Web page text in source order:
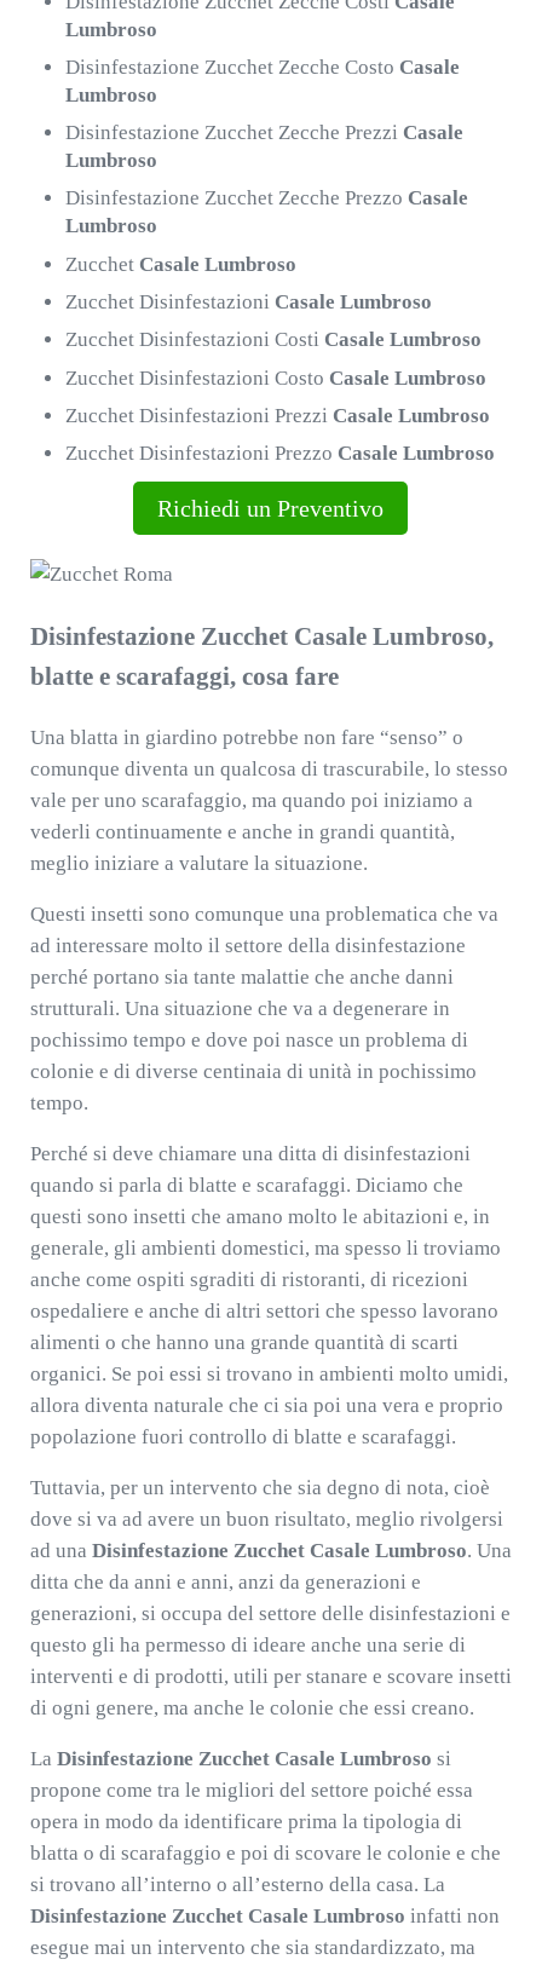
Lumbroso
Disinfestazione Zucchet Zecche Costo Casale
Lumbroso
Disinfestazione Zucchet Zecche Prezzi Casale
Lumbroso
Disinfestazione Zucchet Zecche Prezzo Casale
Lumbroso
Zucchet Casale Lumbroso
Zucchet Disinfestazioni Casale Lumbroso
Zucchet Disinfestazioni Costi Casale Lumbroso
Zucchet Disinfestazioni Costo Casale Lumbroso
Zucchet Disinfestazioni Prezzi Casale Lumbroso
Zucchet Disinfestazioni Prezzo Casale Lumbroso
Richiedi un Preventivo
Disinfestazione Zucchet Casale Lumbroso,
blatte e scarafaggi, cosa fare
Una blatta in giardino potrebbe non fare “senso” o
comunque diventa un qualcosa di trascurabile, lo stesso
vale per uno scarafaggio, ma quando poi iniziamo a
vederli continuamente e anche in grandi quantità,
meglio iniziare a valutare la situazione.
Questi insetti sono comunque una problematica che va
ad interessare molto il settore della disinfestazione
perché portano sia tante malattie che anche danni
strutturali. Una situazione che va a degenerare in
pochissimo tempo e dove poi nasce un problema di
colonie e di diverse centinaia di unità in pochissimo
tempo.
Perché si deve chiamare una ditta di disinfestazioni
quando si parla di blatte e scarafaggi. Diciamo che
questi sono insetti che amano molto le abitazioni e, in
generale, gli ambienti domestici, ma spesso li troviamo
anche come ospiti sgraditi di ristoranti, di ricezioni
ospedaliere e anche di altri settori che spesso lavorano
alimenti o che hanno una grande quantità di scarti
organici. Se poi essi si trovano in ambienti molto umidi,
allora diventa naturale che ci sia poi una vera e proprio
popolazione fuori controllo di blatte e scarafaggi.
Tuttavia, per un intervento che sia degno di nota, cioè
dove si va ad avere un buon risultato, meglio rivolgersi
ad una Disinfestazione Zucchet Casale Lumbroso. Una
ditta che da anni e anni, anzi da generazioni e
generazioni, si occupa del settore delle disinfestazioni e
questo gli ha permesso di ideare anche una serie di
interventi e di prodotti, utili per stanare e scovare insetti
di ogni genere, ma anche le colonie che essi creano.
La Disinfestazione Zucchet Casale Lumbroso si
propone come tra le migliori del settore poiché essa
opera in modo da identificare prima la tipologia di
blatta o di scarafaggio e poi di scovare le colonie e che
si trovano all’interno o all’esterno della casa. La
Disinfestazione Zucchet Casale Lumbroso infatti non
esegue mai un intervento che sia standardizzato, ma